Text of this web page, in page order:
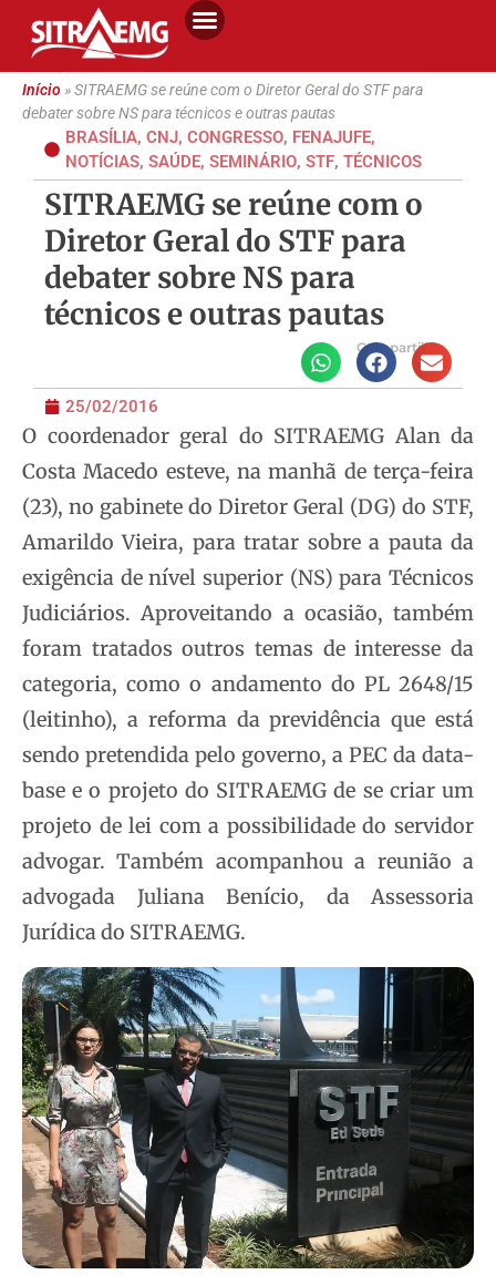
Início»SITRAEMG se reúne com o Diretor Geral do STF para
debater sobre NS para técnicos e outras pautas
BRASÍLIA, CNJ, CONGRESSO, FENAJUFE,
NOTÍCIAS, SAÚDE, SEMINÁRIO, STF, TÉCNICOS
SITRAEMG se reúne com o
Diretor Geral do STF para
debater sobre NS para
técnicos e outras pautas
Compartilhe
25/02/2016
O coordenador geral do SITRAEMG Alan da
Costa Macedo esteve, na manhã de terça-feira
(23), no gabinete do Diretor Geral (DG) do STF,
Amarildo Vieira, para tratar sobre a pauta da
exigência de nível superior (NS) para Técnicos
Judiciários. Aproveitando a ocasião, também
foram tratados outros temas de interesse da
categoria, como o andamento do PL 2648/15
(leitinho), a reforma da previdência que está
sendo pretendida pelo governo, a PEC da data-
base e o projeto do SITRAEMG de se criar um
projeto de lei com a possibilidade do servidor
advogar. Também acompanhou a reunião a
advogada Juliana Benício, da Assessoria
Jurídica do SITRAEMG.